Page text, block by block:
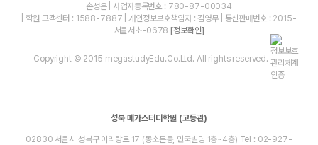
손성은 | 사업자등록번호 : 780-87-00034
| 학원 고객센터 : 1588-7887 | 개인정보보호책임자 : 김영무 | 통신판매번호 : 2015-
서울서초-0678[정보확인]
Copyright © 2015 megastudyEdu.Co.Ltd. All rights reserved.
성북 메가스터디학원 (고등관)
02830 서울시 성북구 아리랑로 17 (동소문동, 민국빌딩 1층~4층) Tel : 02-927-